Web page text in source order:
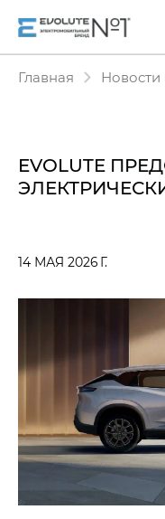
Главная Новости
EVOLUTE
14 МАЯ 2026 Г.